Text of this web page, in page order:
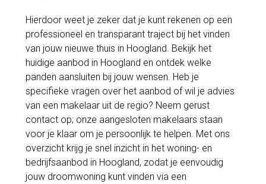
Hierdoor weet je zeker dat je kunt rekenen op een
professioneel en transparant traject bij het vinden
van jouw nieuwe thuis in Hoogland. Bekijk het
huidige aanbod in Hoogland en ontdek welke
panden aansluiten bij jouw wensen. Heb je
specifieke vragen over het aanbod of wil je advies
van een makelaar uit de regio? Neem gerust
contact op; onze aangesloten makelaars staan
voor je klaar om je persoonlijk te helpen. Met ons
overzicht krijg je snel inzicht in het woning- en
bedrijfsaanbod in Hoogland, zodat je eenvoudig
jouw droomwoning kunt vinden via een